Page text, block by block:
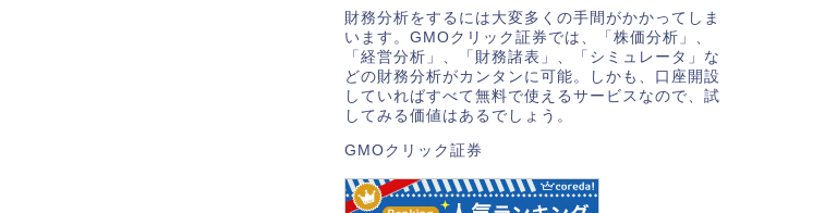
財務分析をするには大変多くの手間がかかってしま
います。GMOクリック証券では、「株価分析」、
「経営分析」、「財務諸表」、「シミュレータ」な
どの財務分析がカンタンに可能。しかも、口座開設
していればすべて無料で使えるサービスなので、試
してみる価値はあるでしょう。
GMOクリック証券